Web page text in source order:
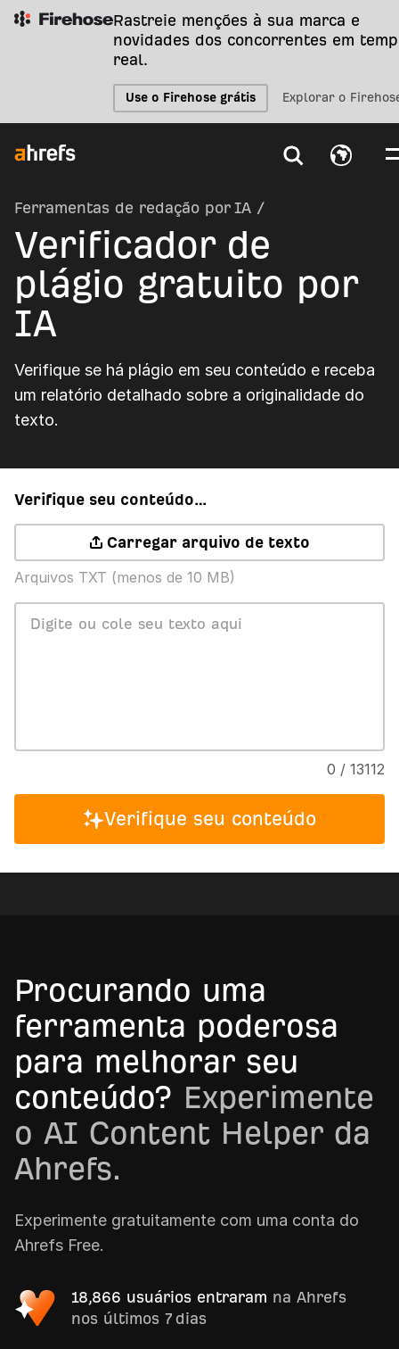
Rastreie menções à sua marca e
novidades dos concorrentes em
real.
Use o Firehose grátis Explorar o
Ferramentas de redação por IA /
Verificador de
plágio gratuito por
IA
Verifique se há plágio em seu conteúdo e receba
um relatório detalhado sobre a originalidade do
texto.
Verifique seu conteúdo…
Carregar arquivo de texto
Arquivos TXT (menos de 10 MB)
0 / 13112
Verifique seu conteúdo
Procurando uma
ferramenta poderosa
para melhorar seu
conteúdo? Experimente
o AI Content Helper da
Ahrefs.
Experimente gratuitamente com uma conta do
Ahrefs Free.
18,866 usuários entraram na Ahrefs
nos últimos 7 dias